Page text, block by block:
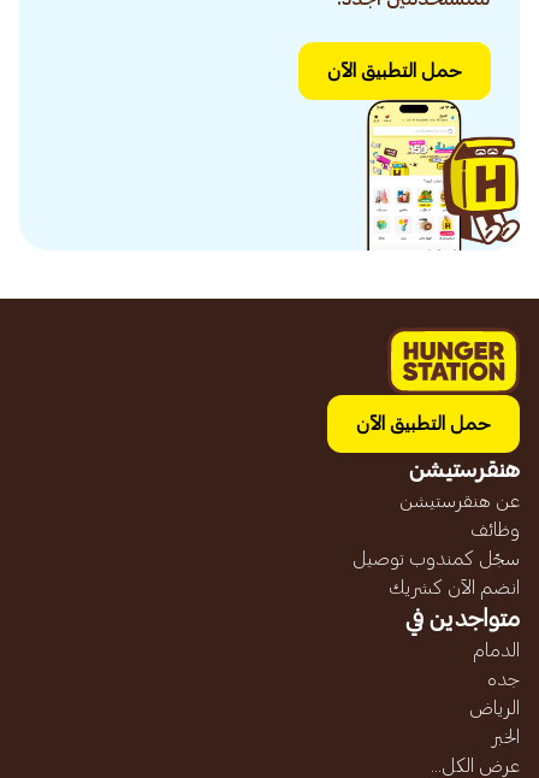
حمل التطبيق الآن
حمل التطبيق الآن
هنقرستيشن
عن هنقرستيشن
وظائف
سجّل كمندوب توصيل
انضم الآن كشريك
متواجدين في
الدمام
جده
الرياض
الخبر
عرض الكل...